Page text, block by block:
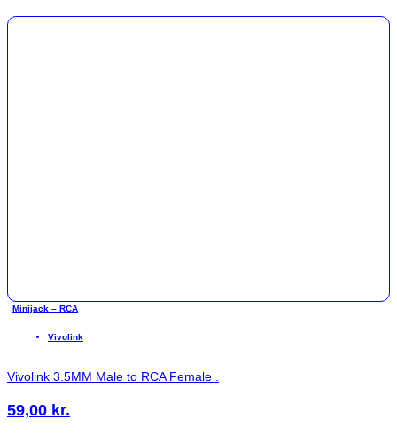
Minijack – RCA
Vivolink
Vivolink 3.5MM Male to RCA Female .
59,00 kr.